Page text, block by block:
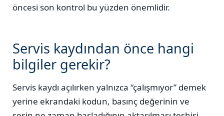
öncesi son kontrol bu yüzden önemlidir.
Servis kaydından önce hangi
bilgiler gerekir?
Servis kaydı açılırken yalnızca “çalışmıyor” demek
yerine ekrandaki kodun, basınç değerinin ve